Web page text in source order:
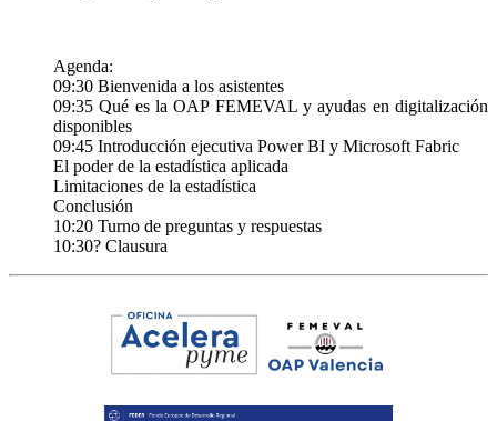
Agenda:
09:30 Bienvenida a los asistentes
09:35 Qué es la OAP FEMEVAL y ayudas en digitalización
disponibles
09:45 Introducción ejecutiva Power BI y Microsoft Fabric
El poder de la estadística aplicada
Limitaciones de la estadística
Conclusión
10:20 Turno de preguntas y respuestas
10:30? Clausura